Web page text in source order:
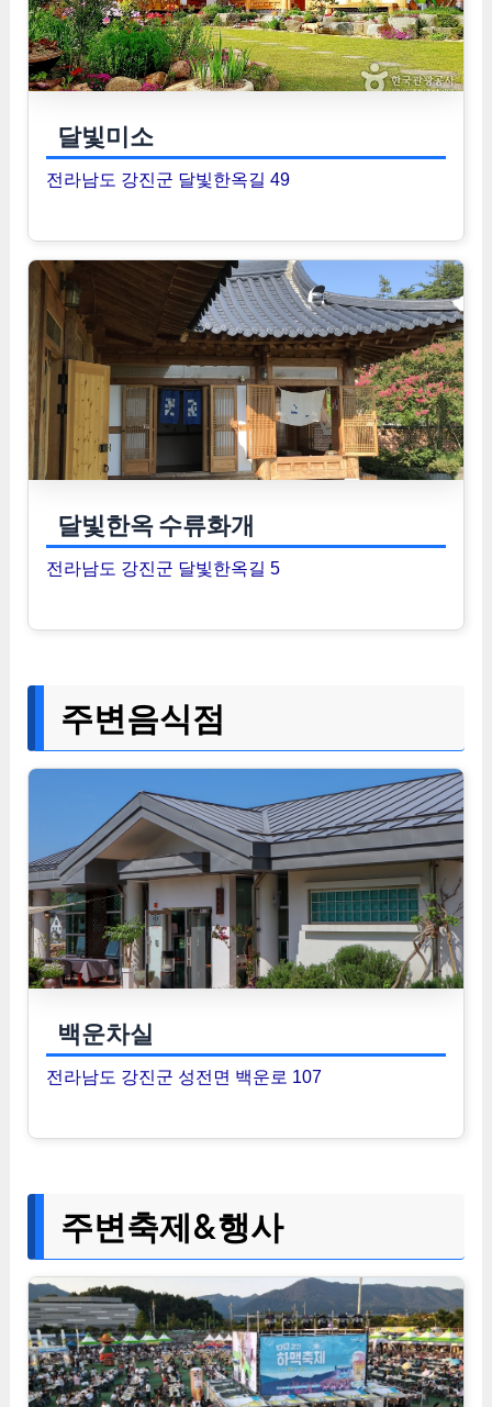
달빛미소
전라남도 강진군 달빛한옥길 49
달빛한옥 수류화개
전라남도 강진군 달빛한옥길 5
주변음식점
백운차실
전라남도 강진군 성전면 백운로 107
주변축제&행사